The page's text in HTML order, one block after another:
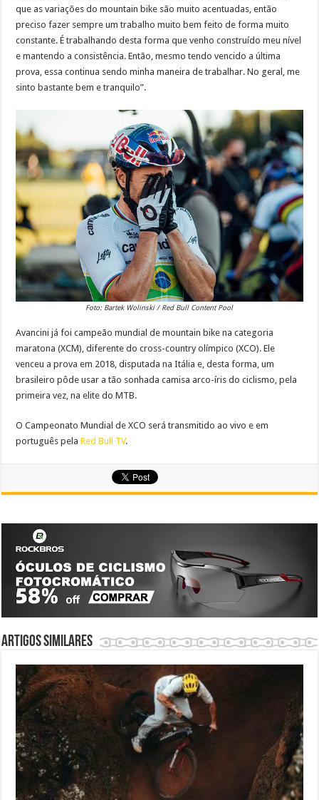
que as variações do mountain bike são muito acentuadas, então
preciso fazer sempre um trabalho muito bem feito de forma muito
constante. É trabalhando desta forma que venho construído meu nível
e mantendo a consistência. Então, mesmo tendo vencido a última
prova, essa continua sendo minha maneira de trabalhar. No geral, me
sinto bastante bem e tranquilo”.
Foto: Bartek Wolinski / Red Bull Content Pool
Avancini já foi campeão mundial de mountain bike na categoria
maratona (XCM), diferente do cross-country olímpico (XCO). Ele
venceu a prova em 2018, disputada na Itália e, desta forma, um
brasileiro pôde usar a tão sonhada camisa arco-íris do ciclismo, pela
primeira vez, na elite do MTB.
O Campeonato Mundial de XCO será transmitido ao vivo e em
português pelaRed Bull TV.
Artigos similares